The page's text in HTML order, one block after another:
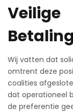
Veilige
Wij vatten dat
omtrent deze
coalities
dat operationeel
de preferentie